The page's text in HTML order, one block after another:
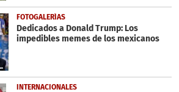
FOTOGALERÍAS
Dedicados a Donald Trump: Los
impedibles memes de los mexicanos
INTERNACIONALES